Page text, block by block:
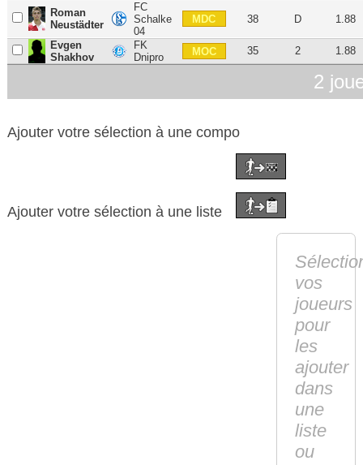
Roman
Neustädter
FC
Schalke
04
MDC 38 D 1.88
Evgen
Shakhov
FK
Dnipro
MOC 35 2 1.88
2
Ajouter votre sélection à une compo
Ajouter votre sélection à une liste
vos
joueurs
pour
les
ajouter
dans
une
liste
ou